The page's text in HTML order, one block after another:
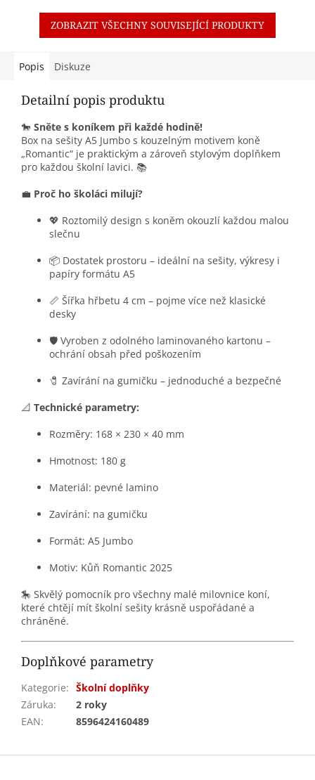
ZOBRAZIT VŠECHNY SOUVISEJÍCÍ PRODUKTY
Popis Diskuze
Detailní popis produktu
🐎 Sněte s koníkem při každé hodině!
Box na sešity A5 Jumbo s kouzelným motivem koně
„Romantic“ je praktickým a zároveň stylovým doplňkem
pro každou školní lavici. 📚
💼 Proč ho školáci milují?
💖 Roztomilý design s koněm okouzlí každou malou
slečnu
📦 Dostatek prostoru – ideální na sešity, výkresy i
papíry formátu A5
📏 Šířka hřbetu 4 cm – pojme více než klasické
desky
🛡️ Vyroben z odolného laminovaného kartonu –
ochrání obsah před poškozením
🧷 Zavírání na gumičku – jednoduché a bezpečné
📐 Technické parametry:
Rozměry: 168 × 230 × 40 mm
Hmotnost: 180 g
Materiál: pevné lamino
Zavírání: na gumičku
Formát: A5 Jumbo
Motiv: Kůň Romantic 2025
🎠 Skvělý pomocník pro všechny malé milovnice koní,
které chtějí mít školní sešity krásně uspořádané a
chráněné.
Doplňkové parametry
Kategorie: Školní doplňky
Záruka:
2 roky
EAN: 8596424160489
Z